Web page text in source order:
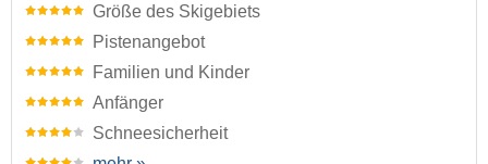
Größe des Skigebiets
Pistenangebot
Familien und Kinder
Anfänger
Schneesicherheit